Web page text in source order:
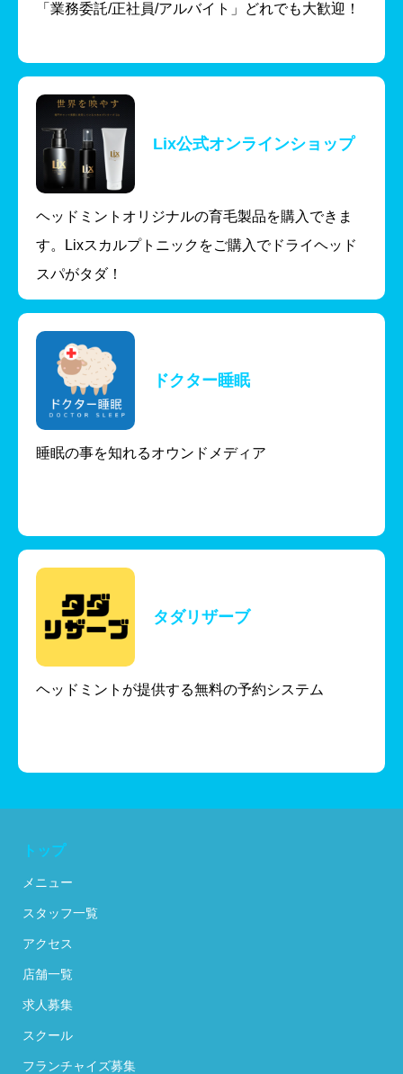
「業務委託/正社員/アルバイト」どれでも大歓迎！
Lix公式オンラインショップ
ヘッドミントオリジナルの育毛製品を購入できま
す。Lixスカルプトニックをご購入でドライヘッド
スパがタダ！
ドクター睡眠
睡眠の事を知れるオウンドメディア
タダリザーブ
ヘッドミントが提供する無料の予約システム
トップ
メニュー
スタッフ一覧
アクセス
店舗一覧
求人募集
スクール
フランチャイズ募集